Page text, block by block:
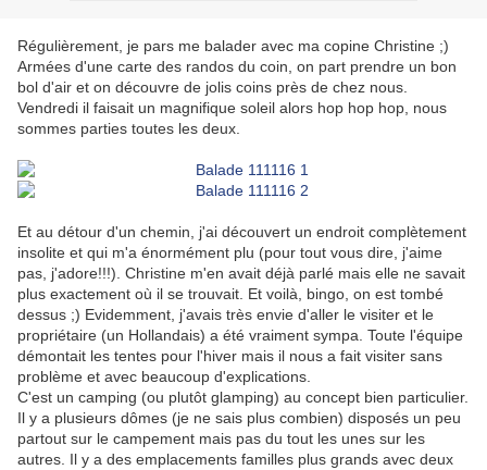
Régulièrement, je pars me balader avec ma copine Christine ;)
Armées d'une carte des randos du coin, on part prendre un bon
bol d'air et on découvre de jolis coins près de chez nous.
Vendredi il faisait un magnifique soleil alors hop hop hop, nous
sommes parties toutes les deux.
Et au détour d'un chemin, j'ai découvert un endroit complètement
insolite et qui m'a énormément plu (pour tout vous dire, j'aime
pas, j'adore!!!). Christine m'en avait déjà parlé mais elle ne savait
plus exactement où il se trouvait. Et voilà, bingo, on est tombé
dessus ;) Evidemment, j'avais très envie d'aller le visiter et le
propriétaire (un Hollandais) a été vraiment sympa. Toute l'équipe
démontait les tentes pour l'hiver mais il nous a fait visiter sans
problème et avec beaucoup d'explications.
C'est un camping (ou plutôt glamping) au concept bien particulier.
Il y a plusieurs dômes (je ne sais plus combien) disposés un peu
partout sur le campement mais pas du tout les unes sur les
autres. Il y a des emplacements familles plus grands avec deux